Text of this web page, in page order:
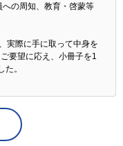
の周知、教育・啓蒙等
実際に手に取って中身を
要望に応え、小冊子を1
。